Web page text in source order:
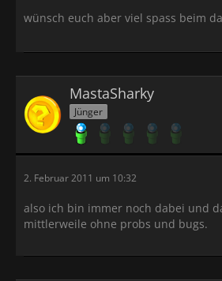
wünsch euch aber viel spass beim
MastaSharky
Jünger
2. Februar 2011 um 10:32
also ich bin immer noch dabei und
mittlerweile ohne probs und bugs.